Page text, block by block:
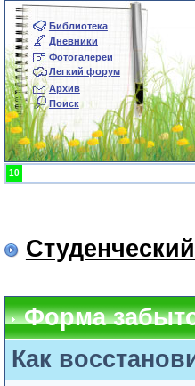
Библиотека
Дневники
Фотогалереи
Легкий форум
Архив
Поиск
10
Форма
Как